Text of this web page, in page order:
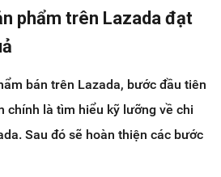
phẩm trên Lazada đạt
bán trên Lazada, bước đầu tiên
chính là tìm hiểu kỹ lưỡng về chi
Sau đó sẽ hoàn thiện các bước